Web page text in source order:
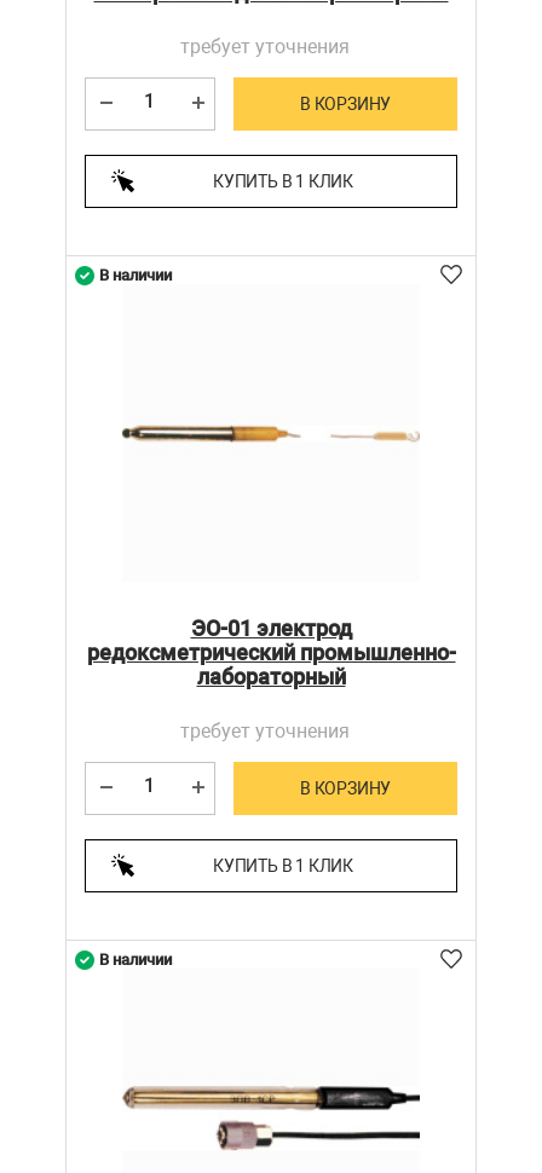
требует уточнения
В КОРЗИНУ
КУПИТЬ В 1 КЛИК
ЭО-01 электрод
редоксметрический промышленно-
лабораторный
требует уточнения
В КОРЗИНУ
КУПИТЬ В 1 КЛИК
В наличии
В наличии